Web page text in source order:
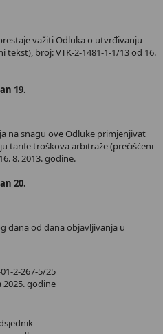
važiti Odluka o utvrđivanju
broj: VTK-2-1481-1-1/13 od 16.
19.
na snagu ove Odluke primjenjivat
tarife troškova arbitraže (prečišćeni
8. 2013. godine.
20.
dana od dana objavljivanja u
2-267-5/25
2025. godine